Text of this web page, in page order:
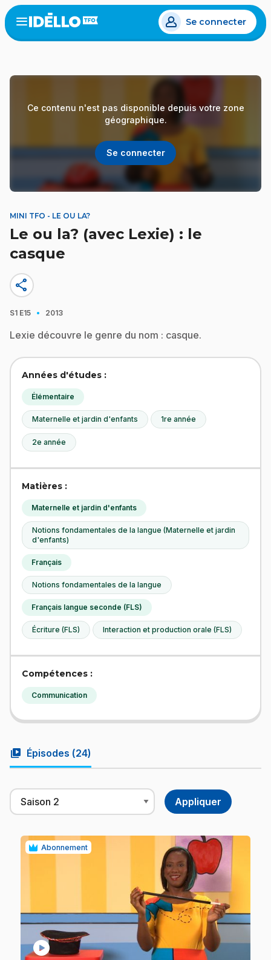
Aller
au
contenu
Open
menu
Se connecter
Ce contenu n'est pas disponible depuis votre zone
géographique.
Se connecter
MINI TFO - LE OU LA?
Le ou la? (avec Lexie) : le
casque
share
S1 E15 · 2013
Lexie découvre le genre du nom : casque.
Années d'études :
Élémentaire
Maternelle et jardin d'enfants 1re année
2e année
Matières :
Maternelle et jardin d'enfants
Notions fondamentales de la langue (Maternelle et jardin
d'enfants)
Français
Notions fondamentales de la langue
Français langue seconde (FLS)
Écriture (FLS) Interaction et production orale (FLS)
Compétences :
Communication
video_library Épisodes (24)
Abonnement
play_circle